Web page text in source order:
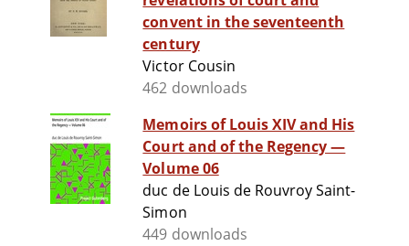
convent in the seventeenth
century
Victor Cousin
462 downloads
Memoirs of Louis XIV and His
Court and of the Regency —
Volume 06
duc de Louis de Rouvroy Saint-
Simon
449 downloads